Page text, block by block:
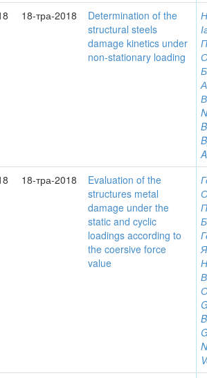
18-тра-2018
Determination of the
structural steels
damage kinetics under
non-stationary loading
18-тра-2018
Evaluation of the
structures metal
damage under the
static and cyclic
loadings according to
the coersive force
value